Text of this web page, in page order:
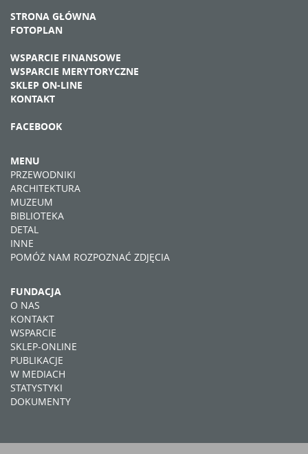
STRONA GŁÓWNA
FOTOPLAN
WSPARCIE FINANSOWE
WSPARCIE MERYTORYCZNE
SKLEP ON-LINE
KONTAKT
FACEBOOK
MENU
PRZEWODNIKI
ARCHITEKTURA
MUZEUM
BIBLIOTEKA
DETAL
INNE
POMÓŻ NAM ROZPOZNAĆ ZDJĘCIA
FUNDACJA
O NAS
KONTAKT
WSPARCIE
SKLEP-ONLINE
PUBLIKACJE
W MEDIACH
STATYSTYKI
DOKUMENTY